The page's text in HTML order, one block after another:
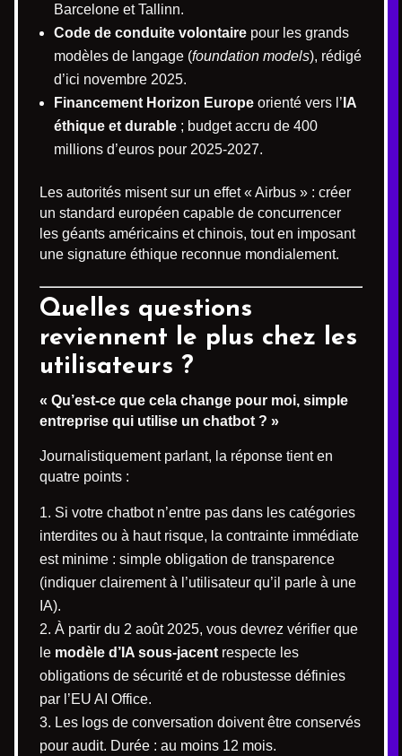
Barcelone et Tallinn.
Code de conduite volontaire pour les grands
modèles de langage (foundation models), rédigé
d’ici novembre 2025.
Financement Horizon Europe orienté vers l’ IA
éthique et durable ; budget accru de 400
millions d’euros pour 2025-2027.
Les autorités misent sur un effet « Airbus » : créer
un standard européen capable de concurrencer
les géants américains et chinois, tout en imposant
une signature éthique reconnue mondialement.
Quelles questions
reviennent le plus chez les
utilisateurs ?
« Qu’est-ce que cela change pour moi, simple
entreprise qui utilise un chatbot ? »
Journalistiquement parlant, la réponse tient en
quatre points :
Si votre chatbot n’entre pas dans les catégories
interdites ou à haut risque, la contrainte immédiate
est minime : simple obligation de transparence
(indiquer clairement à l’utilisateur qu’il parle à une
IA).
À partir du 2 août 2025, vous devrez vérifier que
le modèle d’IA sous-jacent respecte les
obligations de sécurité et de robustesse définies
par l’EU AI Office.
Les logs de conversation doivent être conservés
pour audit. Durée : au moins 12 mois.